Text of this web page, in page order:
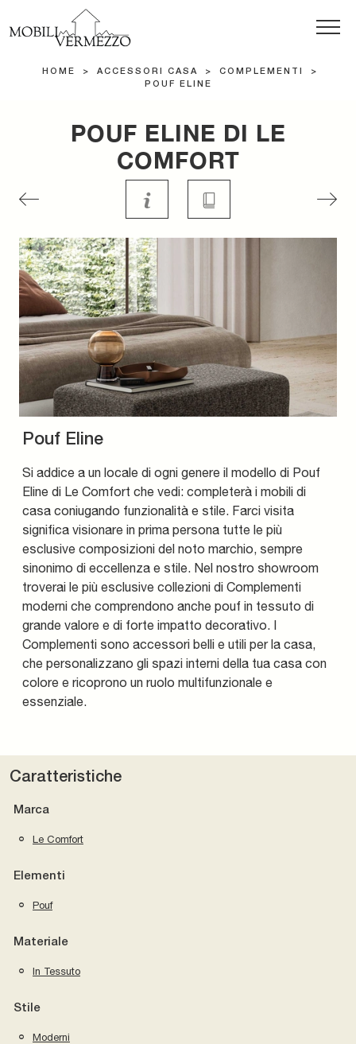
HOME > ACCESSORI CASA > COMPLEMENTI
>
POUF ELINE
POUF ELINE DI LE
COMFORT
Pouf Eline
Si addice a un locale di ogni genere il modello di Pouf
Eline di Le Comfort che vedi: completerà i mobili di
casa coniugando funzionalità e stile. Farci visita
significa visionare in prima persona tutte le più
esclusive composizioni del noto marchio, sempre
sinonimo di eccellenza e stile. Nel nostro showroom
troverai le più esclusive collezioni di Complementi
moderni che comprendono anche pouf in tessuto di
grande valore e di forte impatto decorativo. I
Complementi sono accessori belli e utili per la casa,
che personalizzano gli spazi interni della tua casa con
colore e ricoprono un ruolo multifunzionale e
essenziale.
Caratteristiche
Marca
Le Comfort
Elementi
Pouf
Materiale
In Tessuto
Stile
Moderni